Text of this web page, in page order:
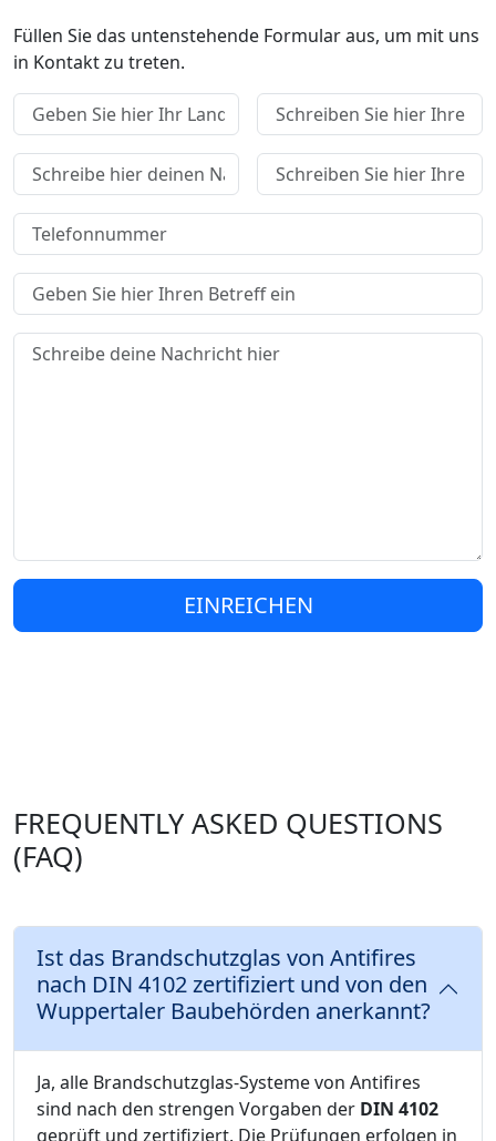
Füllen Sie das untenstehende Formular aus, um mit uns
in Kontakt zu treten.
EINREICHEN
FREQUENTLY ASKED QUESTIONS
(FAQ)
Ist das Brandschutzglas von Antifires
nach DIN 4102 zertifiziert und von den
Wuppertaler Baubehörden anerkannt?
Ja, alle Brandschutzglas-Systeme von Antifires
sind nach den strengen Vorgaben der DIN 4102
geprüft und zertifiziert. Die Prüfungen erfolgen in